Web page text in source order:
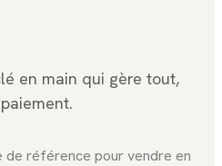
en main qui gère tout,
référence pour vendre en